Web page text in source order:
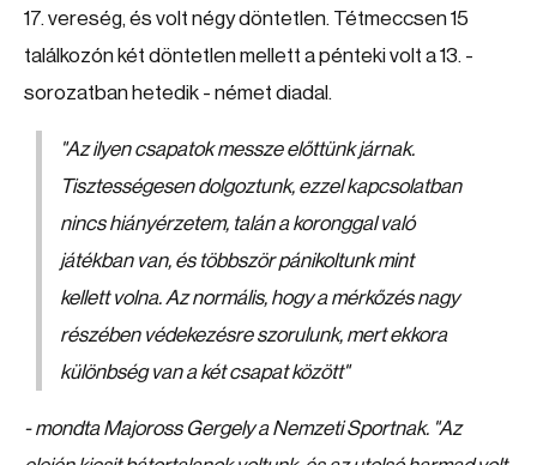
17. vereség, és volt négy döntetlen. Tétmeccsen 15
találkozón két döntetlen mellett a pénteki volt a 13. -
sorozatban hetedik - német diadal.
"Az ilyen csapatok messze előttünk járnak.
Tisztességesen dolgoztunk, ezzel kapcsolatban
nincs hiányérzetem, talán a koronggal való
játékban van, és többször pánikoltunk mint
kellett volna. Az normális, hogy a mérkőzés nagy
részében védekezésre szorulunk, mert ekkora
különbség van a két csapat között"
- mondta Majoross Gergely a Nemzeti Sportnak. "Az